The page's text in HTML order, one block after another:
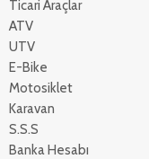
Ticari Araçlar
ATV
UTV
E-Bike
Motosiklet
Karavan
S.S.S
Banka Hesabı